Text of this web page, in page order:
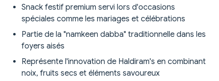
Snack festif premium servi lors d'occasions
spéciales comme les mariages et célébrations
Partie de la "namkeen dabba" traditionnelle dans les
foyers aisés
Représente l'innovation de Haldiram's en combinant
noix, fruits secs et éléments savoureux